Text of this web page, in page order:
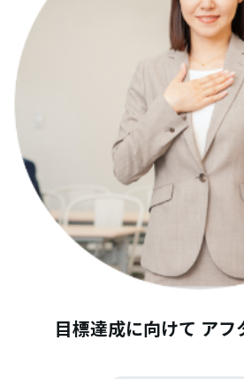
目標達成に向けて アフ